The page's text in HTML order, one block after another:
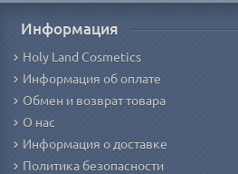
Информация
Holy Land Cosmetics
Информация об оплате
Обмен и возврат товара
О нас
Информация о доставке
Политика безопасности